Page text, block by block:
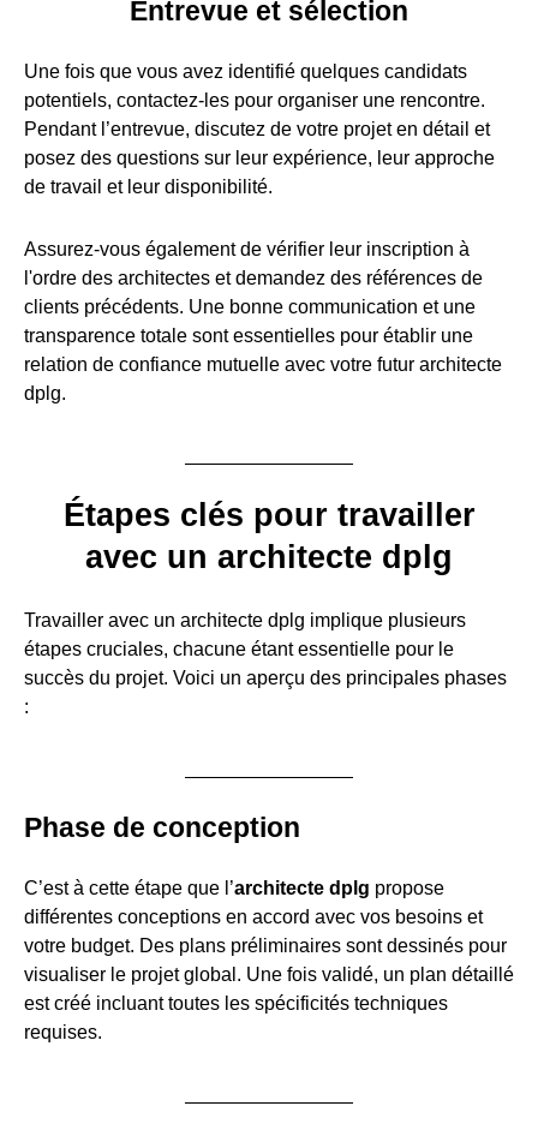
Entrevue et sélection
Une fois que vous avez identifié quelques candidats
potentiels, contactez-les pour organiser une rencontre.
Pendant l’entrevue, discutez de votre projet en détail et
posez des questions sur leur expérience, leur approche
de travail et leur disponibilité.
Assurez-vous également de vérifier leur inscription à
l'ordre des architectes et demandez des références de
clients précédents. Une bonne communication et une
transparence totale sont essentielles pour établir une
relation de confiance mutuelle avec votre futur architecte
dplg.
Étapes clés pour travailler
avec un architecte dplg
Travailler avec un architecte dplg implique plusieurs
étapes cruciales, chacune étant essentielle pour le
succès du projet. Voici un aperçu des principales phases
:
Phase de conception
C’est à cette étape que l’architecte dplg propose
différentes conceptions en accord avec vos besoins et
votre budget. Des plans préliminaires sont dessinés pour
visualiser le projet global. Une fois validé, un plan détaillé
est créé incluant toutes les spécificités techniques
requises.